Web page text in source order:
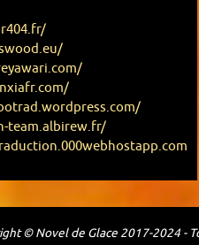
team.albirew.fr/
© Novel de Glace 2017-2024 -